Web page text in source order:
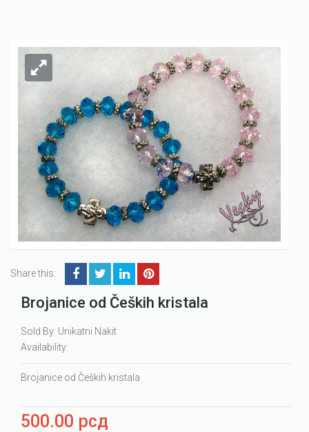
Share this:
Brojanice od Čeških kristala
Sold By: Unikatni Nakit
Availability:
Brojanice od Čeških kristala
500.00 рсд